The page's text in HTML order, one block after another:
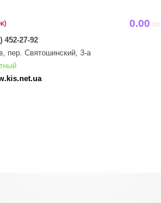
0.00из
452-27-92
пер. Святошинский, 3-а